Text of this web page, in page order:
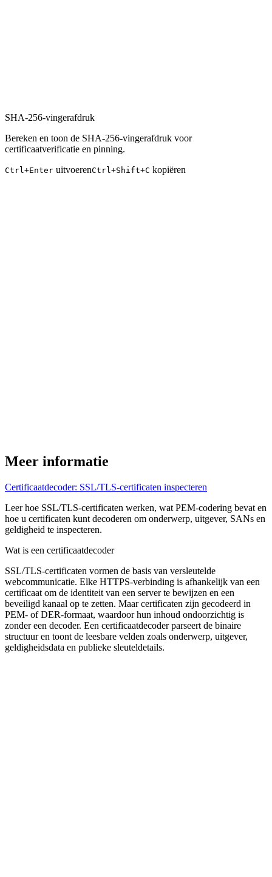
SHA-256-vingerafdruk
Bereken en toon de SHA-256-vingerafdruk voor
certificaatverificatie en pinning.
Ctrl+Enter uitvoerenCtrl+Shift+C kopiëren
Meer informatie
Certificaatdecoder: SSL/TLS-certificaten inspecteren
Leer hoe SSL/TLS-certificaten werken, wat PEM-codering bevat en
hoe u certificaten kunt decoderen om onderwerp, uitgever, SANs en
geldigheid te inspecteren.
Wat is een certificaatdecoder
SSL/TLS-certificaten vormen de basis van versleutelde
webcommunicatie. Elke HTTPS-verbinding is afhankelijk van een
certificaat om de identiteit van een server te bewijzen en een
beveiligd kanaal op te zetten. Maar certificaten zijn gecodeerd in
PEM- of DER-formaat, waardoor hun inhoud ondoorzichtig is
zonder een decoder. Een certificaatdecoder parseert de binaire
structuur en toont de leesbare velden zoals onderwerp, uitgever,
geldigheidsdata en publieke sleuteldetails.